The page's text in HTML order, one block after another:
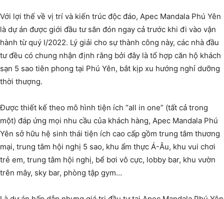
Với lợi thế về vị trí và kiến trúc độc đáo, Apec Mandala Phú Yên
là dự án được giới đầu tư săn đón ngay cả trước khi đi vào vận
hành từ quý I/2022. Lý giải cho sự thành công này, các nhà đầu
tư đều có chung nhận định rằng bởi đây là tổ hợp căn hộ khách
sạn 5 sao tiên phong tại Phú Yên, bắt kịp xu hướng nghỉ dưỡng
thời thượng.
Được thiết kế theo mô hình tiện ích “all in one” (tất cả trong
một) đáp ứng mọi nhu cầu của khách hàng, Apec Mandala Phú
Yên sở hữu hệ sinh thái tiện ích cao cấp gồm trung tâm thương
mại, trung tâm hội nghị 5 sao, khu ẩm thực Á-Âu, khu vui chơi
trẻ em, trung tâm hội nghị, bể bơi vô cực, lobby bar, khu vườn
trên mây, sky bar, phòng tập gym…